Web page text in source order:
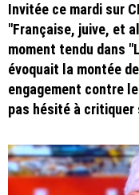
Invitée ce mardi sur
"Française, juive, et
moment tendu dans
évoquait la montée
engagement contre
pas hésité à critiquer